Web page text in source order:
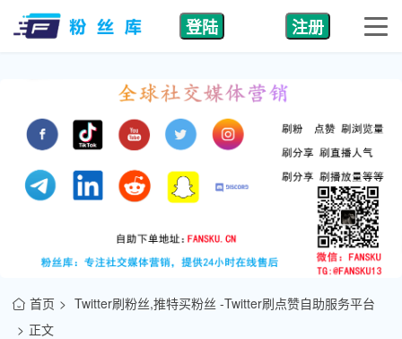
登陆 注册
首页
Twitter刷粉丝,推特买粉丝 -Twitter刷点赞自助服务平台
正文